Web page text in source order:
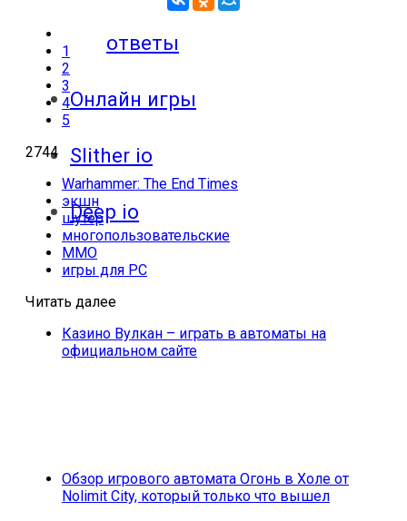
ответы
Онлайн игры
Slither io
Deep io
1
2
3
4
5
2744
Warhammer: The End Times
экшн
шутер
многопользовательские
MMO
игры для PC
Читать далее
Казино Вулкан – играть в автоматы на
официальном сайте
Обзор игрового автомата Огонь в Холе от
Nolimit City, который только что вышел